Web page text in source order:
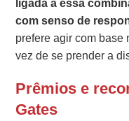
com senso de
prefere agir com base
vez de se prender a
Prêmios e
Gates